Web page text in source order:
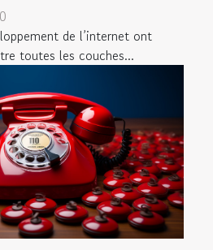
de l’internet ont
toutes les couches...